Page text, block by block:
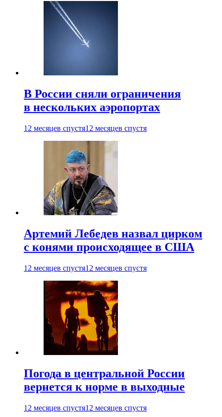
В России сняли ограничения
в нескольких аэропортах
12 месяцев спустя12 месяцев спустя
Артемий Лебедев назвал цирком
с конями происходящее в США
12 месяцев спустя12 месяцев спустя
Погода в центральной России
вернется к норме в выходные
12 месяцев спустя12 месяцев спустя